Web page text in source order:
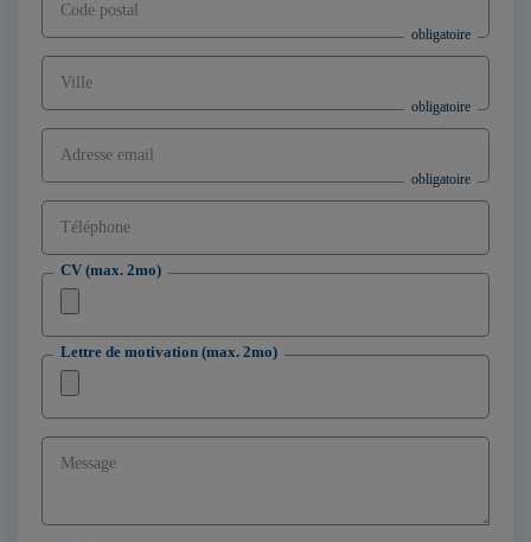
Code postal
Ville
Adresse email
Téléphone
CV (max. 2mo)
Lettre de motivation (max. 2mo)
Message